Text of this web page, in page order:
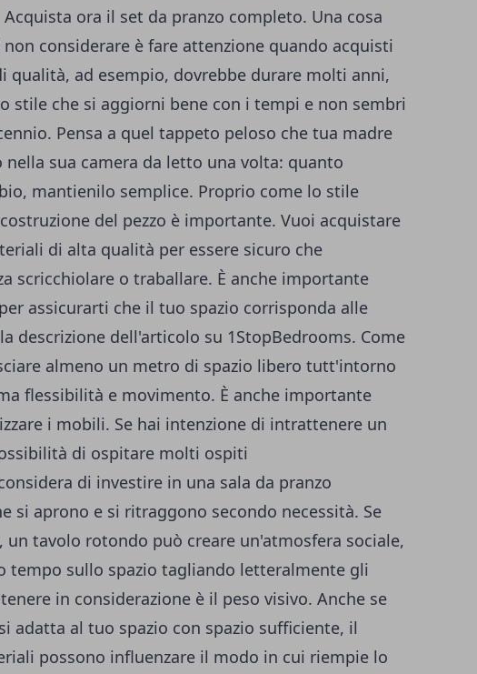
ora il set da pranzo completo. Una cosa
considerare è fare attenzione quando acquisti
qualità, ad esempio, dovrebbe durare molti anni,
stile che si aggiorni bene con i tempi e non sembri
Pensa a quel tappeto peloso che tua madre
nella sua camera da letto una volta: quanto
mantienilo semplice. Proprio come lo stile
del pezzo è importante. Vuoi acquistare
di alta qualità per essere sicuro che
scricchiolare o traballare. È anche importante
assicurarti che il tuo spazio corrisponda alle
descrizione dell'articolo su 1StopBedrooms. Come
almeno un metro di spazio libero tutt'intorno
flessibilità e movimento. È anche importante
i mobili. Se hai intenzione di intrattenere un
di ospitare molti ospiti
di investire in una sala da pranzo
si aprono e si ritraggono secondo necessità. Se
tavolo rotondo può creare un'atmosfera sociale,
tempo sullo spazio tagliando letteralmente gli
in considerazione è il peso visivo. Anche se
adatta al tuo spazio con spazio sufficiente, il
possono influenzare il modo in cui riempie lo